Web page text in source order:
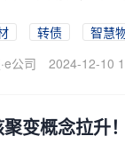
转债
智慧
公司
2024-12-10
变概念拉升